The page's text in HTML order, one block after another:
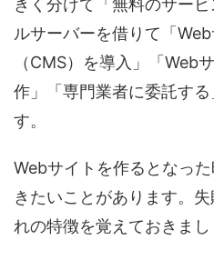
きく分けて「無料のサー
ルサーバーを借りて「
（CMS）を導入」「Web
作」「専門業者に委託す
す。
Webサイトを作るとなっ
きたいことがあります。
れの特徴を覚えておきまし